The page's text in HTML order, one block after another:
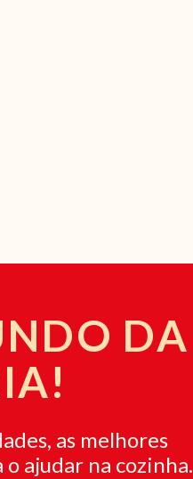
DA
as melhores
ajudar na cozinha.